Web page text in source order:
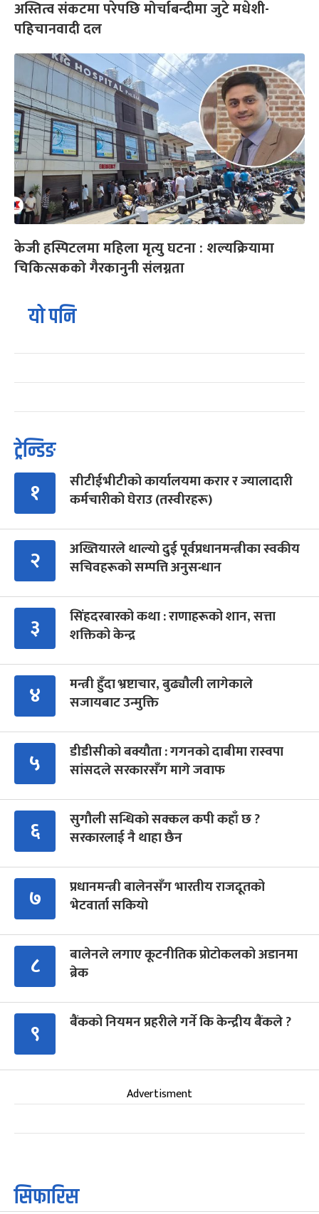
अस्तित्व संकटमा परेपछि मोर्चाबन्दीमा जुटे मधेशी-
पहिचानवादी दल
केजी हस्पिटलमा महिला मृत्यु घटना : शल्यक्रियामा
चिकित्सकको गैरकानुनी संलग्नता
यो पनि
ट्रेन्डिङ
१
सीटीईभीटीको कार्यालयमा करार र ज्यालादारी
कर्मचारीको घेराउ (तस्वीरहरू)
२
अख्तियारले थाल्यो दुई पूर्वप्रधानमन्त्रीका स्वकीय
सचिवहरूको सम्पत्ति अनुसन्धान
३
सिंहदरबारको कथा : राणाहरूको शान, सत्ता
शक्तिको केन्द्र
४
मन्त्री हुँदा भ्रष्टाचार, बुढ्यौली लागेकाले
सजायबाट उन्मुक्ति
५
डीडीसीको बक्यौता : गगनको दाबीमा रास्वपा
सांसदले सरकारसँग मागे जवाफ
६
सुगौली सन्धिको सक्कल कपी कहाँ छ ?
सरकारलाई नै थाहा छैन
७
प्रधानमन्त्री बालेनसँग भारतीय राजदूतको
भेटवार्ता सकियो
८
बालेनले लगाए कूटनीतिक प्रोटोकलको अडानमा
ब्रेक
९ बैंकको नियमन प्रहरीले गर्ने कि केन्द्रीय बैंकले ?
Advertisment
सिफारिस